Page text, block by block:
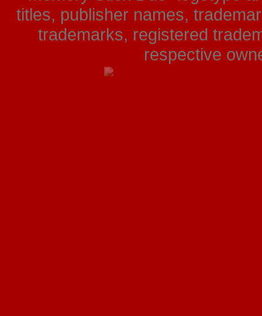
titles, publisher names,
trademarks, registered
respective